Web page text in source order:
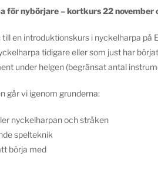
för nybörjare – kortkurs 22 november
en introduktionskurs i nyckelharpa på
tidigare eller som just har
under helgen (begränsat antal
går vi igenom grunderna:
nyckelharpan och stråken
spelteknik
börja med